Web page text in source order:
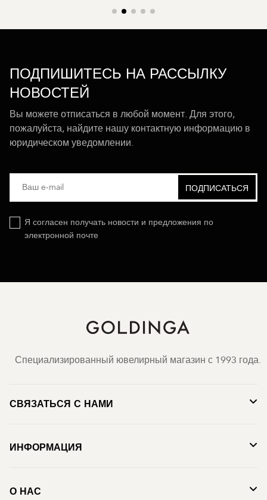
ПОДПИШИТЕСЬ НА РАССЫЛКУ
НОВОСТЕЙ
Вы можете отписаться в любой момент. Для этого,
пожалуйста, найдите нашу контактную информацию в
юридическом уведомлении.
Я согласен получать новости и предложения по
электронной почте
Специализированный ювелирный магазин с 1993 года.
СВЯЗАТЬСЯ С НАМИ
ИНФОРМАЦИЯ
О НАС